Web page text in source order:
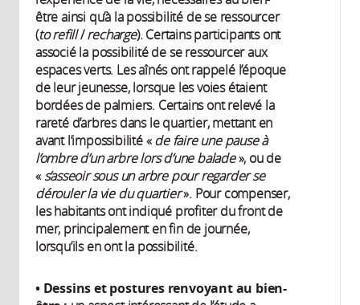
être ainsi qu’à la possibilité de se ressourcer
(to refill/recharge). Certains participants ont
associé la possibilité de se ressourcer aux
espaces verts. Les aînés ont rappelé l’époque
de leur jeunesse, lorsque les voies étaient
bordées de palmiers. Certains ont relevé la
rareté d’arbres dans le quartier, mettant en
avant l’impossibilité «de faire une pause à
l’ombre d’un arbre lors d’une balade», ou de
«s’asseoir sous un arbre pour regarder se
dérouler la vie du quartier». Pour compenser,
les habitants ont indiqué profiter du front de
mer, principalement en fin de journée,
lorsqu’ils en ont la possibilité.
• Dessins et postures renvoyant au bien-